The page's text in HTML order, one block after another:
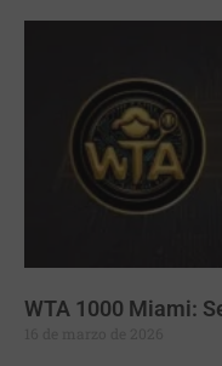
WTA 1000 Miami: